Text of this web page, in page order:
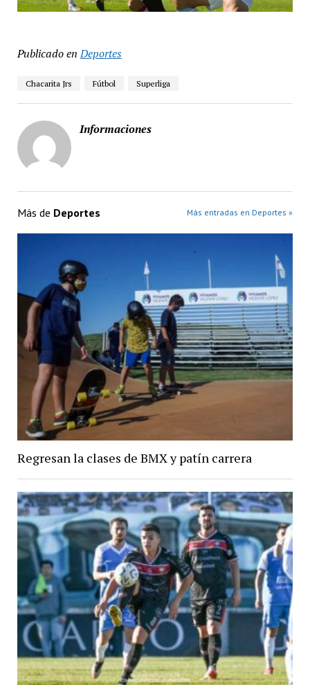
Publicado en Deportes
Chacarita Jrs Fútbol Superliga
Informaciones
Más de Deportes Más entradas en Deportes »
Regresan la clases de BMX y patín carrera